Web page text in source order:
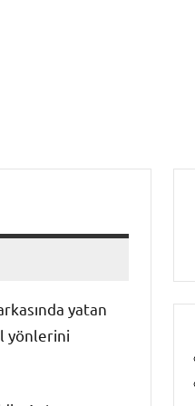
yatan
yönlerini